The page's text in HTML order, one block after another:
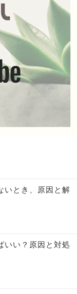
いとき、原因と解
いい？原因と対処